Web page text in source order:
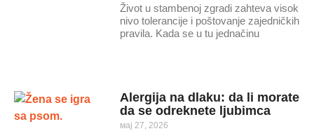
Život u stambenoj zgradi zahteva visok
nivo tolerancije i poštovanje zajedničkih
pravila. Kada se u tu jednačinu
Alergija na dlaku: da li morate
da se odreknete ljubimca
мај 27, 2026